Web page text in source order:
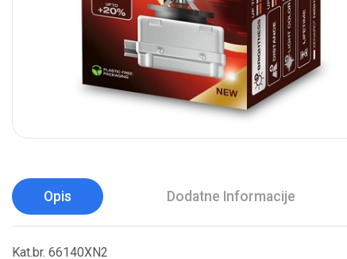
Opis Dodatne Informacije
Kat.br. 66140XN2